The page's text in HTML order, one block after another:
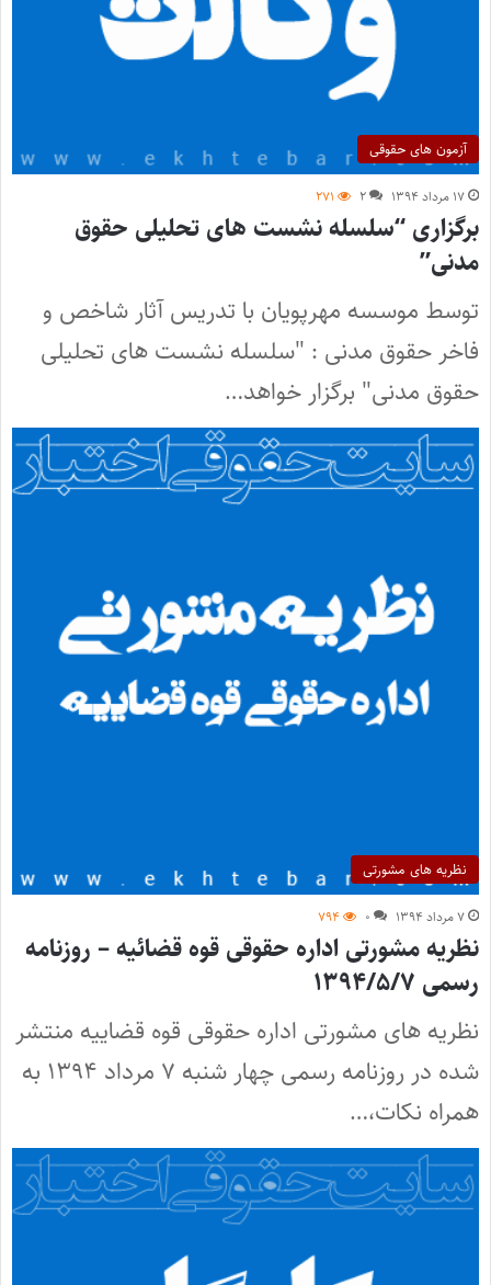
آزمون های حقوقی
۱۷ مرداد ۱۳۹۴ ۲ ۲۷۱
برگزاری “سلسله نشست های تحلیلی حقوق
مدنی”
توسط موسسه مهرپویان با تدریس آثار شاخص و
فاخر حقوق مدنی : "سلسله نشست های تحلیلی
حقوق مدنی" برگزار خواهد…
نظریه های مشورتی
۷ مرداد ۱۳۹۴ ۰ ۷۹۴
نظریه مشورتی اداره حقوقی قوه قضائیه – روزنامه
رسمی ۱۳۹۴/۵/۷
نظریه های مشورتی اداره حقوقی قوه قضاییه منتشر
شده در روزنامه رسمی چهار شنبه ۷ مرداد ۱۳۹۴ به
همراه نکات،…